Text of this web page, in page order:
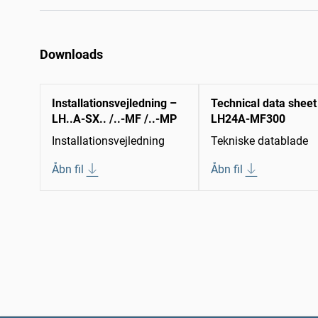
Downloads
Installationsvejledning –
LH..A-SX.. /..-MF /..-MP
Installationsvejledning
Åbn fil
Technical data
LH24A-MF300
Tekniske datablade
Åbn fil